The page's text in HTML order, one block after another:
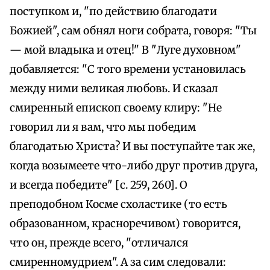
поступком и, "по действию благодати
Божией", сам обнял ноги собрата, говоря: "Ты
— мой владыка и отец!" В "Луге духовном"
добавляется: "С того времени установилась
между ними великая любовь. И сказал
смиренный епископ своему клиру: "Не
говорил ли я вам, что мы победим
благодатью Христа? И вы поступайте так же,
когда возымеете что-либо друг против друга,
и всегда победите" [с. 259, 260]. О
преподобном Косме схоластике (то есть
образованном, красноречивом) говорится,
что он, прежде всего, "отличался
смиренномудрием". А за сим следовали: